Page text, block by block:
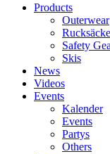
Products
Outerwear
Rucksäcke
Safety
Skis
News
Videos
Events
Kalender
Events
Partys
Others